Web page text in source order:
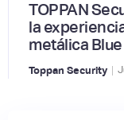
TOPPAN
la
metálica
Toppan Security |